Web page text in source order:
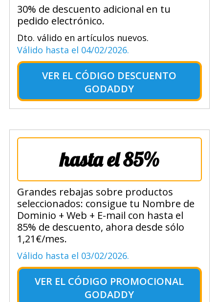
30% de descuento adicional en tu
pedido electrónico.
Dto. válido en artículos nuevos.
Válido hasta el 04/02/2026.
VER EL CÓDIGO DESCUENTO
GODADDY
hasta el 85%
Grandes rebajas sobre productos
seleccionados: consigue tu Nombre de
Dominio + Web + E-mail con hasta el
85% de descuento, ahora desde sólo
1,21€/mes.
Válido hasta el 03/02/2026.
VER EL CÓDIGO PROMOCIONAL
GODADDY